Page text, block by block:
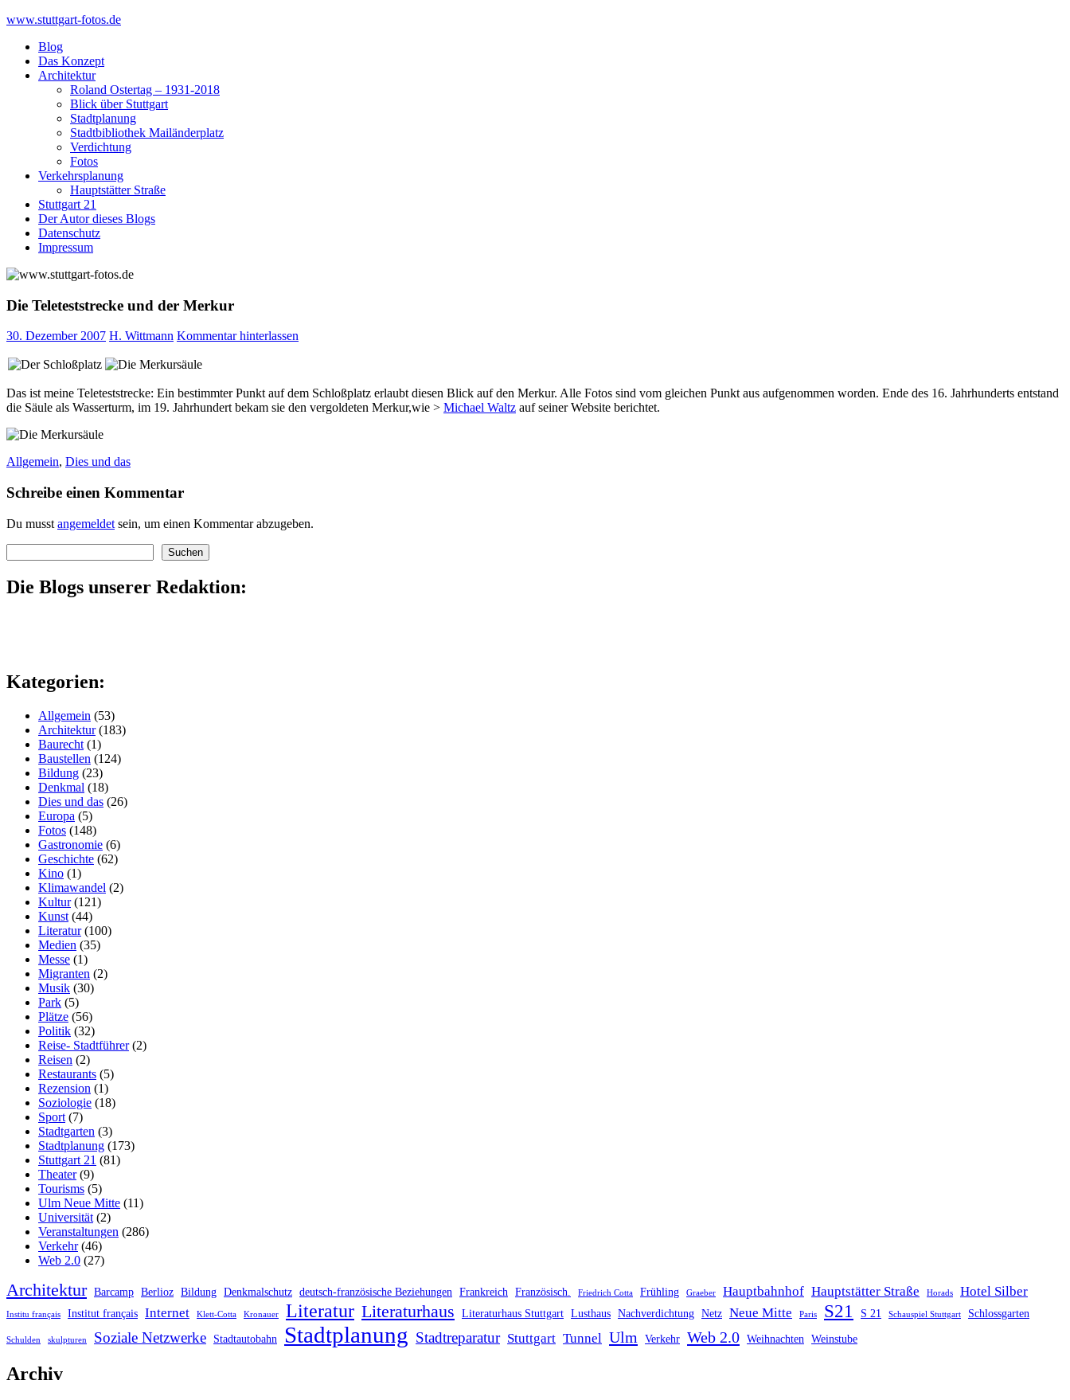
Skip
content
www.stuttgart-fotos.de
Blog
Das Konzept
Architektur
Roland Ostertag – 1931-2018
Blick über Stuttgart
Stadtplanung
Stadtbibliothek Mailänderplatz
Verdichtung
Fotos
Verkehrsplanung
Hauptstätter Straße
Stuttgart 21
Der Autor dieses Blogs
Datenschutz
Impressum
Die Teleteststrecke und der Merkur
30. Dezember 2007 H. Wittmann Kommentar hinterlassen
Das ist meine Teleteststrecke: Ein bestimmter Punkt auf dem Schloßplatz erlaubt diesen Blick auf den Merkur. Alle Fotos sind vom gleichen Punkt aus aufgenommen worden. Ende des 16. Jahrhunderts entstand
die Säule als Wasserturm, im 19. Jahrhundert bekam sie den vergoldeten Merkur,wie > Michael Waltz auf seiner Website berichtet.
Allgemein, Dies und das
Schreibe einen Kommentar
Du musst angemeldet sein, um einen Kommentar abzugeben.
Suchen
Die Blogs unserer Redaktion:
Kategorien:
Allgemein (53)
Architektur(183)
Baurecht (1)
Baustellen (124)
Bildung (23)
Denkmal (18)
Dies und das (26)
Europa (5)
Fotos (148)
Gastronomie (6)
Geschichte (62)
Kino (1)
Klimawandel (2)
Kultur(121)
Kunst (44)
Literatur(100)
Medien (35)
Messe (1)
Migranten (2)
Musik (30)
Park (5)
Plätze (56)
Politik (32)
Reise- Stadtführer(2)
Reisen (2)
Restaurants (5)
Rezension (1)
Soziologie (18)
Sport (7)
Stadtgarten (3)
Stadtplanung (173)
Stuttgart 21 (81)
Theater(9)
Tourisms (5)
Ulm Neue Mitte (11)
Universität (2)
Veranstaltungen (286)
Verkehr(46)
Web 2.0 (27)
Architektur Barcamp Berlioz Bildung Denkmalschutz deutsch-französische Beziehungen Frankreich Französisch. Friedrich Cotta Frühling Graeber Hauptbahnhof Hauptstätter Straße Horads Hotel Silber
Institu français Institut français Internet Klett-Cotta Kronauer Literatur Literaturhaus Literaturhaus Stuttgart Lusthaus Nachverdichtung Netz Neue Mitte Paris S21 S 21 Schauspiel Stuttgart Schlossgarten
Schulden skulpturen Soziale Netzwerke Stadtautobahn Stadtplanung Stadtreparatur Stuttgart Tunnel Ulm Verkehr Web 2.0 Weihnachten Weinstube
Archiv